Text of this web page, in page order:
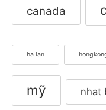
canada
ha lan
mỹ nhat